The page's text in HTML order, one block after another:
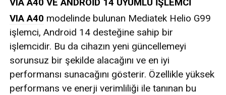
VIA A40 VE ANDROİD 14 UYUMLU İŞLEMCİ
VIA A40 modelinde bulunan Mediatek Helio G99
işlemci, Android 14 desteğine sahip bir
işlemcidir. Bu da cihazın yeni güncellemeyi
sorunsuz bir şekilde alacağını ve en iyi
performansı sunacağını gösterir. Özellikle yüksek
performans ve enerji verimliliği ile tanınan bu